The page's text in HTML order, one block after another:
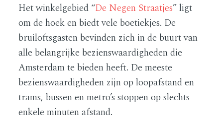
Het winkelgebied “De Negen Straatjes” ligt
om de hoek en biedt vele boetiekjes. De
bruiloftsgasten bevinden zich in de buurt van
alle belangrijke bezienswaardigheden die
Amsterdam te bieden heeft. De meeste
bezienswaardigheden zijn op loopafstand en
trams, bussen en metro’s stoppen op slechts
enkele minuten afstand.